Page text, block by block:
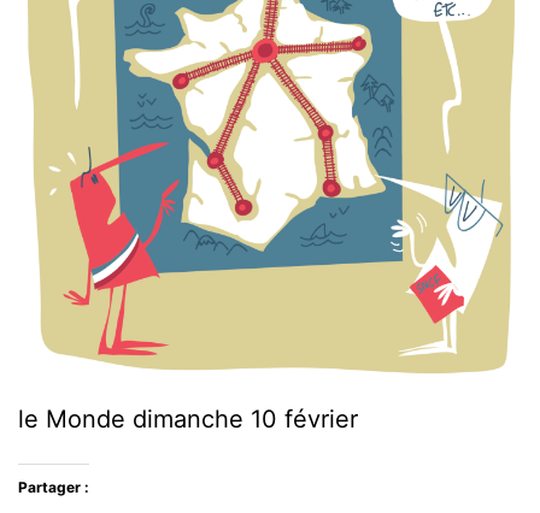
le Monde dimanche 10 février
Partager :